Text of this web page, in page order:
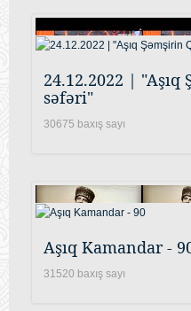
24.12.2022 | "Aşıq
səfəri"
30675 baxış sayı
Aşıq Kamandar -
31520 baxış sayı